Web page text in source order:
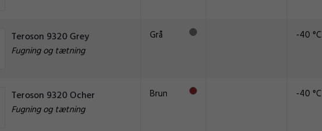
Teroson 9320 Grey
Fugning og tætning
Grå -40 °C
Teroson 9320 Ocher
Fugning og tætning
Brun -40 °C